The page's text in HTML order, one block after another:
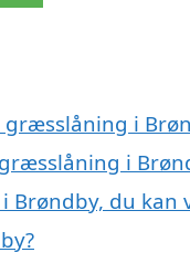
græsslåning i
i
Brøndby, du kan